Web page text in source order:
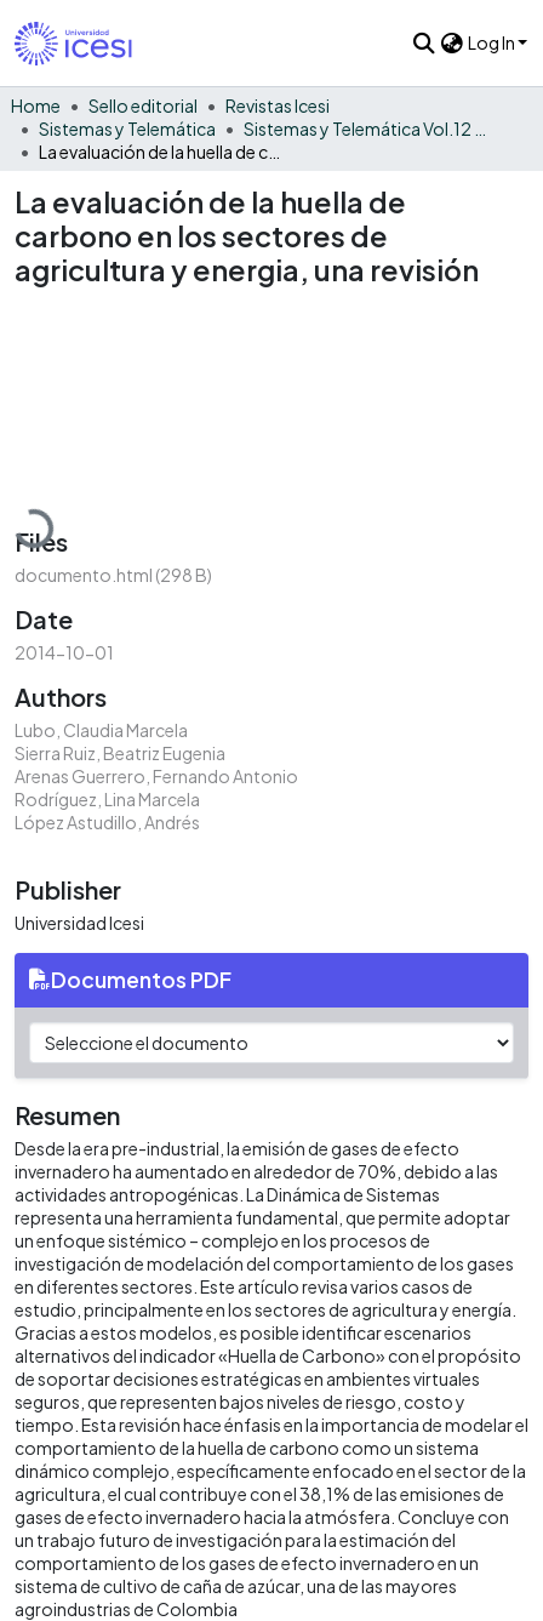
Log In
Home Sello editorial
Revistas Icesi
Sistemas y Telemática
La evaluación de la huella de
carbono en los sectores de
agricultura y energia, una revisión
Loading...
Files
documento.html (298 B)
Date
2014-10-01
Authors
Lubo, Claudia Marcela
Sierra Ruiz, Beatriz Eugenia
Arenas Guerrero, Fernando Antonio
Rodríguez, Lina Marcela
López Astudillo, Andrés
Publisher
Universidad Icesi
Documentos PDF
Resumen
Desde la era pre-industrial, la emisión de gases de efecto
invernadero ha aumentado en alrededor de 70%, debido a las
actividades antropogénicas. La Dinámica de Sistemas
representa una herramienta fundamental, que permite adoptar
un enfoque sistémico – complejo en los procesos de
investigación de modelación del comportamiento de los gases
en diferentes sectores. Este artículo revisa varios casos de
estudio, principalmente en los sectores de agricultura y energía.
Gracias a estos modelos, es posible identificar escenarios
alternativos del indicador «Huella de Carbono» con el propósito
de soportar decisiones estratégicas en ambientes virtuales
seguros, que representen bajos niveles de riesgo, costo y
tiempo. Esta revisión hace énfasis en la importancia de modelar el
comportamiento de la huella de carbono como un sistema
dinámico complejo, específicamente enfocado en el sector de la
agricultura, el cual contribuye con el 38,1% de las emisiones de
gases de efecto invernadero hacia la atmósfera. Concluye con
un trabajo futuro de investigación para la estimación del
comportamiento de los gases de efecto invernadero en un
sistema de cultivo de caña de azúcar, una de las mayores
agroindustrias de Colombia